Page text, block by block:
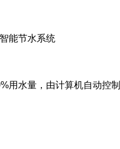
能节水系统
水量，由计算机自动控